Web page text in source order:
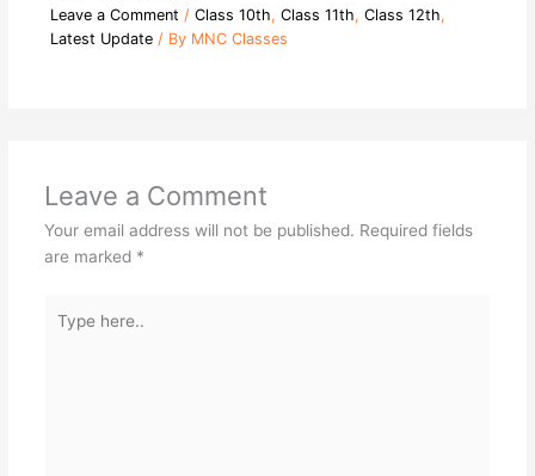
Leave a Comment / Class 10th, Class 11th, Class 12th,
Latest Update/ By MNC Classes
Leave a Comment
Your email address will not be published. Required fields
are marked *
here..